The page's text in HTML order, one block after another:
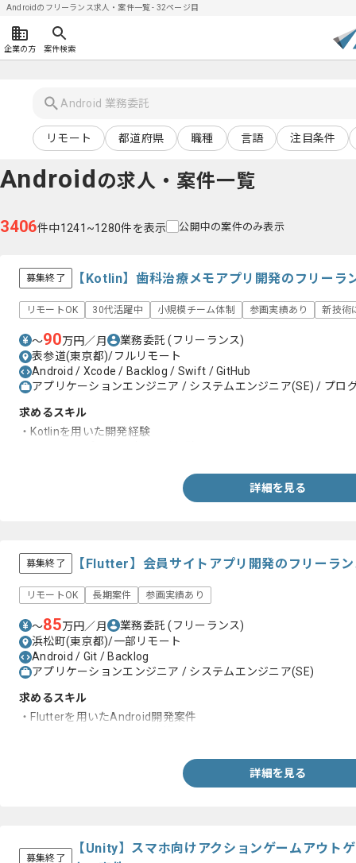
Androidのフリーランス求人・案件一覧 - 32ページ目
企業の方 案件検索
リモート 都道府県 職種 言語 注目条件
Androidの求人・案件一覧
3406件中1241~1280件を表示 公開中の案件のみ表示
募集終了 【Kotlin】歯科治療メモアプリ開発のフリーラ
リモートOK 30代活躍中 小規模チーム体制 参画実績あり 新技術
〜90万円／月 業務委託(フリーランス)
表参道(東京都)/フルリモート
Android / Xcode / Backlog / Swift / GitHub
アプリケーションエンジニア / システムエンジニア(SE) / プロ
求めるスキル
・Kotlinを用いた開発経験
詳細を見る
募集終了 【Flutter】会員サイトアプリ開発のフリーラ
リモートOK 長期案件 参画実績あり
〜85万円／月 業務委託(フリーランス)
浜松町(東京都)/一部リモート
Android / Git / Backlog
アプリケーションエンジニア / システムエンジニア(SE)
求めるスキル
・Flutterを用いたAndroid開発案件
詳細を見る
募集終了
【Unity】スマホ向けアクションゲームアウト